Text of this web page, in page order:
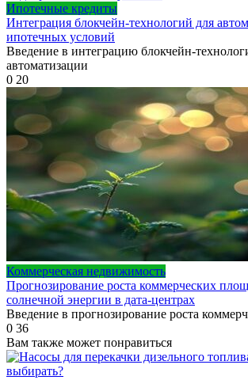
Ипотечные кредиты
Интеграция блокчейн-технологий для
ипотечных условий
Введение в интеграцию блокчейн-
автоматизации
0 20
Коммерческая недвижимость
Прогнозирование роста коммерческих
солнечной энергии в дата-центрах
Введение в прогнозирование роста
0 36
Вам также может понравиться